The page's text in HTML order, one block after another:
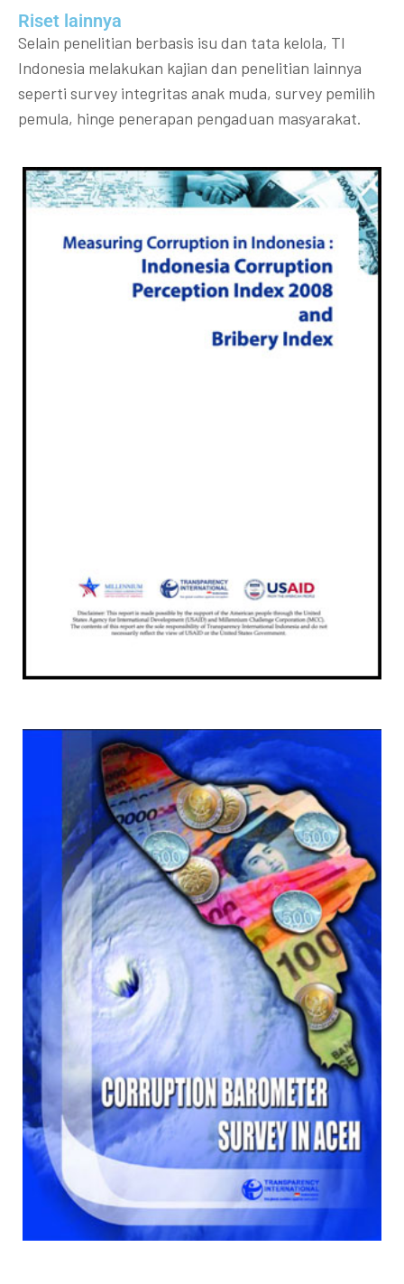
Riset lainnya​​
Selain penelitian berbasis isu dan tata kelola, TI
Indonesia melakukan kajian dan penelitian lainnya
seperti survey integritas anak muda, survey pemilih
pemula, hinge penerapan pengaduan masyarakat.